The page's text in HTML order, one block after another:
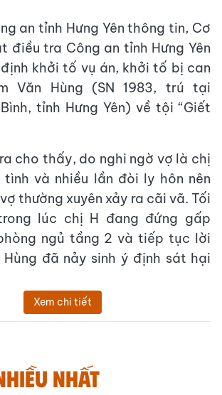
an tỉnh Hưng Yên thông tin, Cơ
điều tra Công an tỉnh Hưng Yên
khởi tố vụ án, khởi tố bị can
Văn Hùng (SN 1983, trú tại
tỉnh Hưng Yên) về tội “Giết
cho thấy, do nghi ngờ vợ là chị
tình và nhiều lần đòi ly hôn nên
thường xuyên xảy ra cãi vã. Tối
lúc chị H đang đứng gấp
ngủ tầng 2 và tiếp tục lời
đã nảy sinh ý định sát hại
Xem chi tiết
nhất